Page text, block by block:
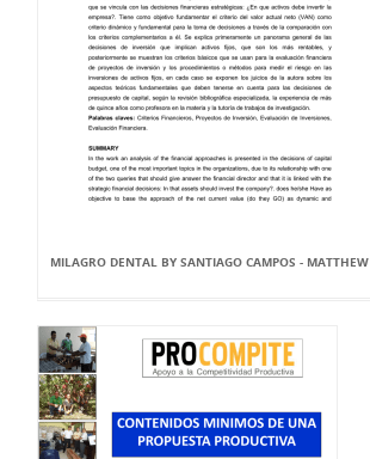
MILAGRO DENTAL BY SANTIAGO CAMPOS - MATTHEW